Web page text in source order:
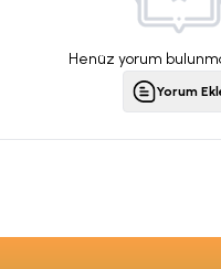
Henüz yorum
Yorum